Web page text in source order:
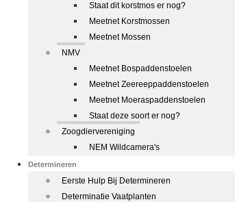
Staat dit korstmos er nog?
Meetnet Korstmossen
Meetnet Mossen
NMV
Meetnet Bospaddenstoelen
Meetnet Zeereeppaddenstoelen
Meetnet Moeraspaddenstoelen
Staat deze soort er nog?
Zoogdiervereniging
NEM Wildcamera's
Determineren
Eerste Hulp Bij Determineren
Determinatie Vaatplanten